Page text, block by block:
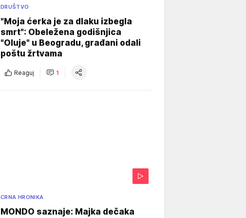
DRUŠTVO
"Moja ćerka je za dlaku izbegla
smrt": Obeležena godišnjica
"Oluje" u Beogradu, građani odali
poštu žrtvama
Reaguj 1
CRNA HRONIKA
MONDO saznaje: Majka dečaka